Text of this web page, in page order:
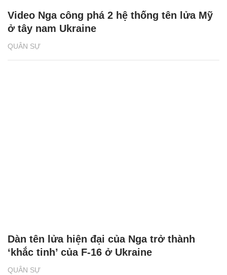
QUÂN SỰ
Video Nga công phá 2 hệ thống tên lửa Mỹ
ở tây nam Ukraine
QUÂN SỰ
Dàn tên lửa hiện đại của Nga trở thành
‘khắc tinh’ của F-16 ở Ukraine